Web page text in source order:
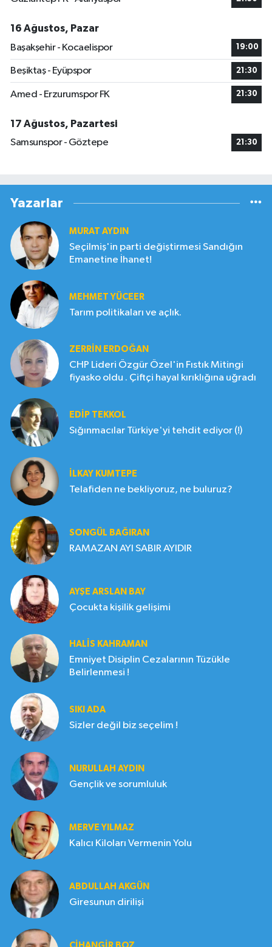
16 Ağustos, Pazar
Başakşehir - Kocaelispor
19:00
Beşiktaş - Eyüpspor 21:30
Amed - Erzurumspor FK 21:30
17 Ağustos, Pazartesi
Samsunspor - Göztepe
21:30
Yazarlar
MURAT AYDIN
Seçilmiş'in parti değiştirmesi Sandığın
Emanetine İhanet!
MEHMET YÜCEER
Tarım politikaları ve açlık.
ZERRIN ERDOĞAN
CHP Lideri Özgür Özel'in Fıstık Mitingi
fiyasko oldu . Çiftçi hayal kırıklığına uğradı
EDIP TEKKOL
Sığınmacılar Türkiye'yi tehdit ediyor (!)
İLKAY KUMTEPE
Telafiden ne bekliyoruz, ne buluruz?
SONGÜL BAĞIRAN
RAMAZAN AYI SABIR AYIDIR
AYŞE ARSLAN BAY
Çocukta kişilik gelişimi
HALIS KAHRAMAN
Emniyet Disiplin Cezalarının Tüzükle
Belirlenmesi !
SIKI ADA
Sizler değil biz seçelim !
NURULLAH AYDIN
Gençlik ve sorumluluk
MERVE YILMAZ
Kalıcı Kiloları Vermenin Yolu
ABDULLAH AKGÜN
Giresunun dirilişi